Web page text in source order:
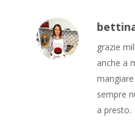
grazie
anche a
sempre
a presto.